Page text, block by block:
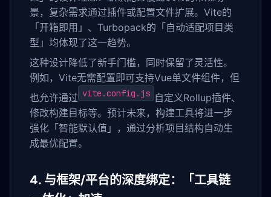
景，复杂需求通过插件或配置文件扩展。Vite的
「开箱即用」、Turbopack的「自动适配项目类
型」均体现了这一趋势。
这种设计降低了新手门槛，同时保留了灵活性。
例如，Vite无需配置即可支持Vue单文件组件，但
也允许通过 vite.config.js 自定义Rollup插件、
修改构建目标等。预计未来，构建工具将进一步
强化「智能默认值」，通过分析项目结构自动生
成最优配置。
4. 与框架/平台的深度绑定：「工具链